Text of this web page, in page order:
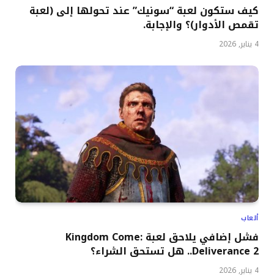
كيف ستكون لعبة “سونيك” عند تحولها إلى (لعبة
تقمص الأدوار)؟ والإجابة.
4 يناير, 2026
ألعاب
فشل إضافي يلاحق لعبة Kingdom Come:
Deliverance 2.. هل تستحق الشراء؟
4 يناير, 2026